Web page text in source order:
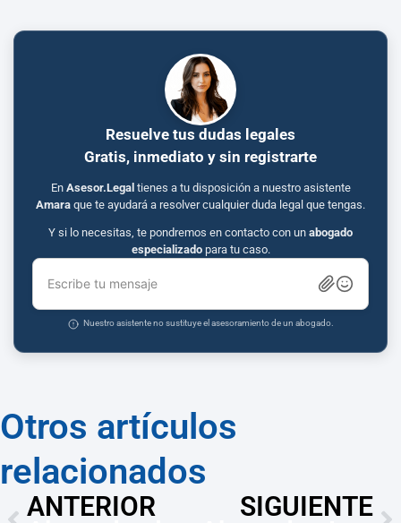
Resuelve tus dudas legales
Gratis, inmediato y sin registrarte
En Asesor.Legal tienes a tu disposición a nuestro asistente
Amara que te ayudará a resolver cualquier duda legal que tengas.
Y si lo necesitas, te pondremos en contacto con un abogado
especializadopara tu caso.
Escribe tu mensaje
Nuestro asistente no sustituye el asesoramiento de un abogado.
Otros artículos
relacionados
ANTERIOR
SIGUIENTE